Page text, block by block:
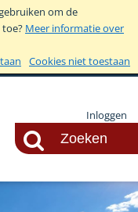
om de
Meer informatie over
Cookies niet toestaan
Inloggen